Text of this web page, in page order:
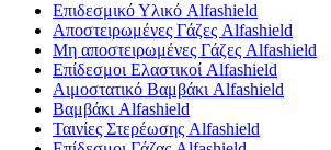
Επιδεσμικό Υλικό Alfashield
Αποστειρωμένες Γάζες Alfashield
Μη αποστειρωμένες Γάζες Alfashield
Επίδεσμοι Ελαστικοί Alfashield
Αιμοστατικό Βαμβάκι Alfashield
Βαμβάκι Alfashield
Ταινίες Στερέωσης Alfashield